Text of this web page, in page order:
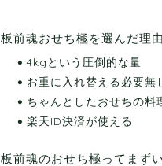
板前魂おせち極を選んだ理由
4kgという圧倒的な量
お重に入れ替える必要無
ちゃんとしたおせちの料
楽天ID決済が使える
板前魂のおせち極ってまず